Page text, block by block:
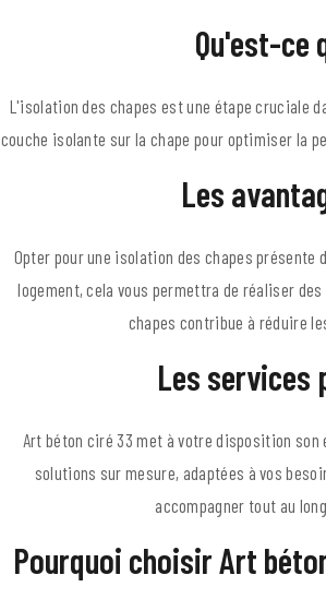
Qu'est-ce
L'isolation des chapes est une étape cruciale
couche isolante sur la chape pour optimiser la
Les
Opter pour une isolation des chapes
logement, cela vous permettra de réaliser
chapes contribue à réduire
Les services
Art béton ciré 33 met à votre disposition son
solutions sur mesure, adaptées à vos
accompagner tout au
Pourquoi choisir Art